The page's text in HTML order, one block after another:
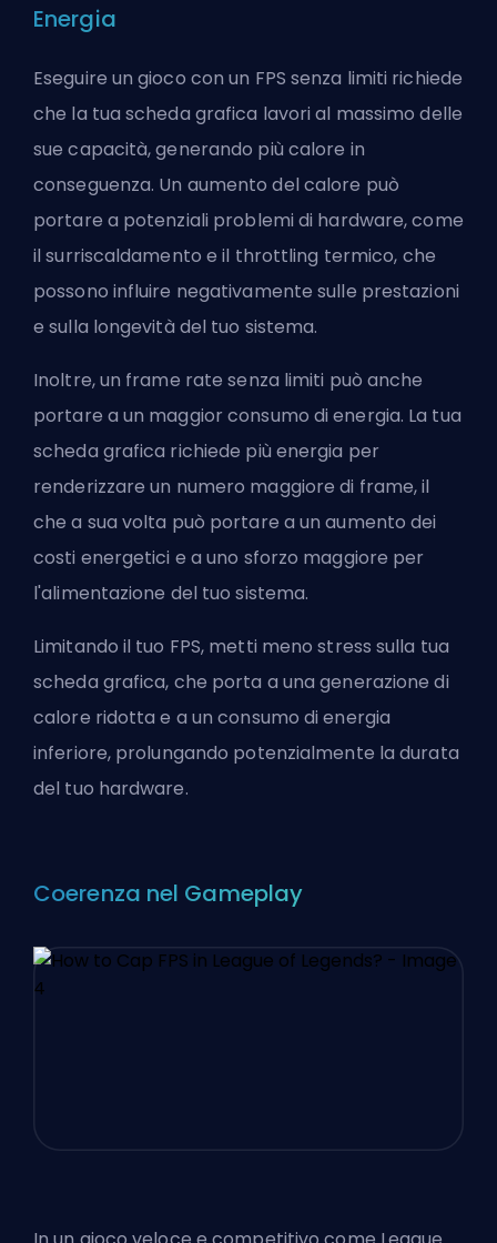
Energia
Eseguire un gioco con un FPS senza limiti richiede
che la tua scheda grafica lavori al massimo delle
sue capacità, generando più calore in
conseguenza. Un aumento del calore può
portare a potenziali problemi di hardware, come
il surriscaldamento e il throttling termico, che
possono influire negativamente sulle prestazioni
e sulla longevità del tuo sistema.
Inoltre, un frame rate senza limiti può anche
portare a un maggior consumo di energia. La tua
scheda grafica richiede più energia per
renderizzare un numero maggiore di frame, il
che a sua volta può portare a un aumento dei
costi energetici e a uno sforzo maggiore per
l'alimentazione del tuo sistema.
Limitando il tuo FPS, metti meno stress sulla tua
scheda grafica, che porta a una generazione di
calore ridotta e a un consumo di energia
inferiore, prolungando potenzialmente la durata
del tuo hardware.
Coerenza nel Gameplay